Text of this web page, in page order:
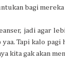
bagi
jadi agar
Tapi kalo
kita gak akan